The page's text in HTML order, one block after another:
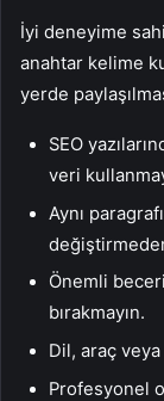
İyi deneyime
anahtar kelime
yerde
SEO
veri
Aynı
Önemli
bırakmayın.
Dil, araç
Profesyonel